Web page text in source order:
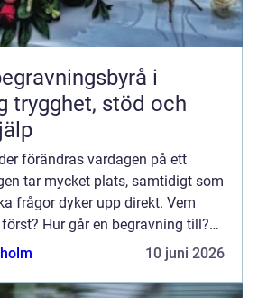
i
förändras vardagen på ett
tar mycket plats, samtidigt som
frågor dyker upp direkt. Vem
Hur går en begravning till?
med juridiken? För många blir
10 juni 2026